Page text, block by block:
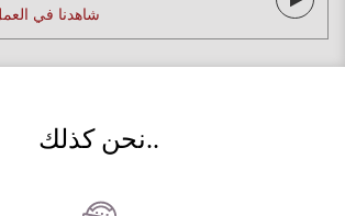
شاهدنا في
نحن كذلك..